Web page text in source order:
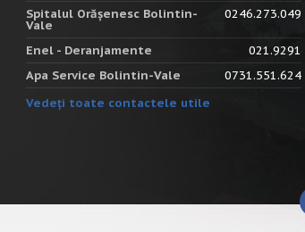
Spitalul Orășenesc Bolintin-
Vale
0246.273.049
Enel - Deranjamente
021.9291
Apa Service Bolintin-Vale
0731.551.624
Vedeți toate contactele utile